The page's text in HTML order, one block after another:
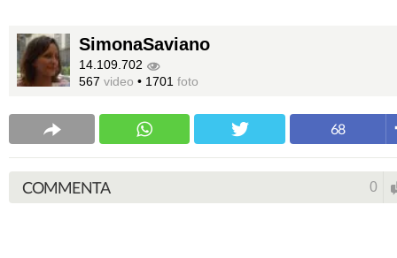
SimonaSaviano
14.109.702
567 video • 1701 foto
68
COMMENTA 0